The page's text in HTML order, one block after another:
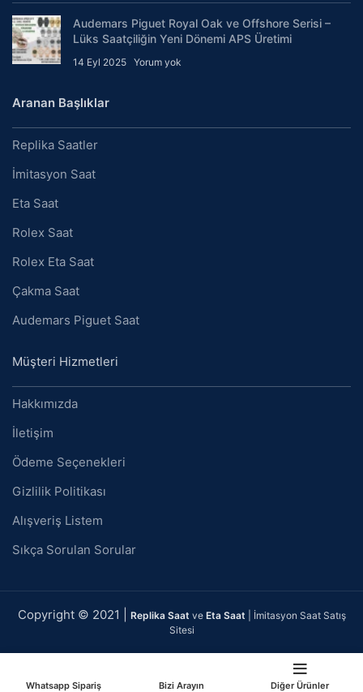
Audemars Piguet Royal Oak ve Offshore Serisi –
Lüks Saatçiliğin Yeni Dönemi APS Üretimi
14 Eyl 2025 Yorum yok
Aranan Başlıklar
Replika Saatler
İmitasyon Saat
Eta Saat
Rolex Saat
Rolex Eta Saat
Çakma Saat
Audemars Piguet Saat
Müşteri Hizmetleri
Hakkımızda
İletişim
Ödeme Seçenekleri
Gizlilik Politikası
Alışveriş Listem
Sıkça Sorulan Sorular
Copyright © 2021 | Replika Saat ve Eta Saat | İmitasyon Saat Satış
Sitesi
Whatsapp Sipariş Bizi Arayın Diğer Ürünler